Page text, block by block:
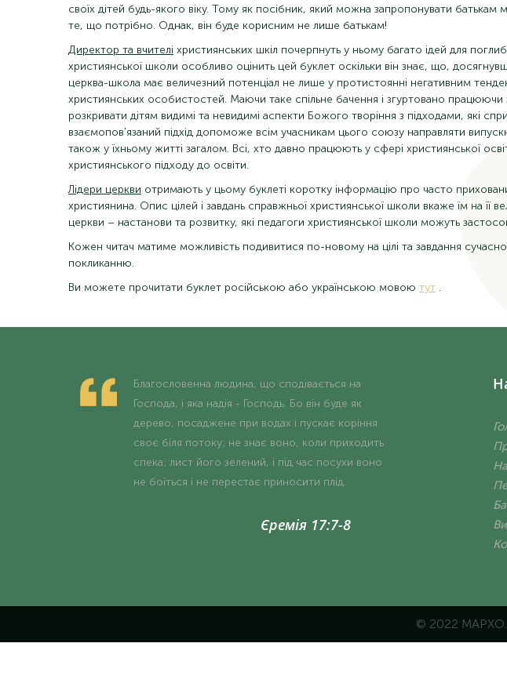
своїх дітей будь-якого віку. Тому як посібник, який можна запропонувати
те, що потрібно. Однак, він буде корисним не лише батькам!
Директор та вчителі християнських шкіл почерпнуть у ньому багато ідей для
християнської школи особливо оцінить цей буклет оскільки він знає, що,
церква-школа має величезний потенціал не лише у протистоянні негативним
християнських особистостей. Маючи таке спільне бачення і згуртовано
розкривати дітям видимі та невидимі аспекти Божого творіння з підходами, які
взаємопов'язаний підхід допоможе всім учасникам цього союзу направляти
також у їхньому житті загалом. Всі, хто давно працюють у сфері християнської
християнського підходу до освіти.
Лідери церкви отримають у цьому буклеті коротку інформацію про часто
християнина. Опис цілей і завдань справжньої християнської школи вкаже їм на її
церкви – настанови та розвитку, які педагоги християнської школи можуть
Кожен читач матиме можливість подивитися по-новому на цілі та завдання
покликанню.
Ви можете прочитати буклет російською або українською мовою тут .
Благословенна людина, що сподівається на
Господа, і яка надія - Господь. Бо він буде як
дерево, посаджене при водах і пускає коріння
своє біля потоку; не знає воно, коли приходить
спека; лист його зелений, і під час посухи воно
не боїться і не перестає приносити плід.
Єремія 17:7-8
© 2022